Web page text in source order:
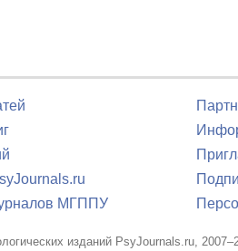
МГППУ
изданий PsyJournals.ru,